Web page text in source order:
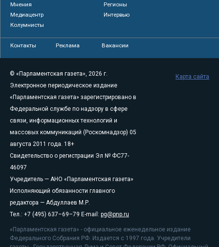
Мнения
Регионы
Медиацентр
Интервью
Колумнисты
Контакты Реклама Вакансии
© «Парламентская газета», 2026 г.
Электронное периодическое издание
«Парламентская газета» зарегистрировано в
Федеральной службе по надзору в сфере
связи, информационных технологий и
массовых коммуникаций (Роскомнадзор) 05
августа 2011 года. 18+
Свидетельство о регистрации Эл № ФС77-
46097
Учредитель — АНО «Парламентская газета»
Исполняющий обязанности главного
редактора — Абдуллаев М.Р.
Тел.: +7 (495) 637–69–79 E-mail: pg@pnp.ru
«Парламентская газета» - официальное еженедельное издание
Федерального Собрания РФ. Издается с 1997 года. Учредители
Карта сайта